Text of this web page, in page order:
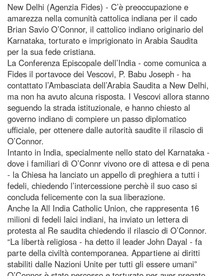
New Delhi (Agenzia Fides) - C’è preoccupazione e
amarezza nella comunità cattolica indiana per il cado
Brian Savio O’Connor, il cattolico indiano originario del
Karnataka, torturato e imprigionato in Arabia Saudita
per la sua fede cristiana.
La Conferenza Episcopale dell’India - come comunica a
Fides il portavoce dei Vescovi, P. Babu Joseph - ha
contattato l’Ambasciata dell’Arabia Saudita a New Delhi,
ma non ha avuto alcuna risposta. I Vescovi allora stanno
seguendo la strada istituzionale, e hanno chiesto al
governo indiano di compiere un passo diplomatico
ufficiale, per ottenere dalle autorità saudite il rilascio di
O’Connor.
Intanto in India, specialmente nello stato del Karnataka -
dove i familiari di O’Connr vivono ore di attesa e di pena
- la Chiesa ha lanciato un appello di preghiera a tutti i
fedeli, chiedendo l’intercessione perchè il suo caso si
concluda felicemente con la sua liberazione.
Anche la All India Catholic Union, che rappresenta 16
milioni di fedeli laici indiani, ha inviato un lettera di
protesta al Re saudita chiedendo il rilascio di O’Connor.
“La libertà religiosa - ha detto il leader John Dayal - fa
parte della civiltà contemporanea. Appartiene ai diritti
stabiliti dalle Nazioni Unite per tutti gli essere umani”